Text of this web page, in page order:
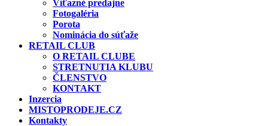
Víťazné predajne
Fotogaléria
Porota
Nominácia do súťaže
RETAIL CLUB
O RETAIL CLUBE
STRETNUTIA KLUBU
ČLENSTVO
KONTAKT
Inzercia
MISTOPRODEJE.CZ
Kontakty